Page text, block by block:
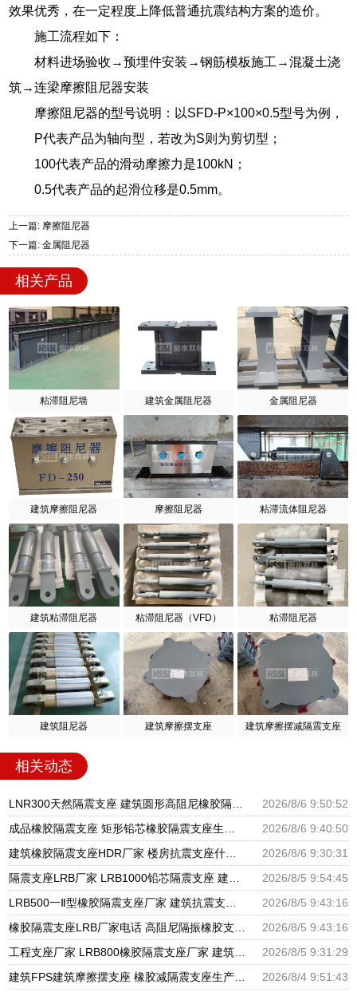
效果优秀，在一定程度上降低普通抗震结构方案的造价。
施工流程如下：
材料进场验收→预埋件安装→钢筋模板施工→混凝土浇
筑→连梁摩擦阻尼器安装
摩擦阻尼器的型号说明：以SFD-P×100×0.5型号为例，
P代表产品为轴向型，若改为S则为剪切型；
100代表产品的滑动摩擦力是100kN；
0.5代表产品的起滑位移是0.5mm。
上一篇: 摩擦阻尼器
下一篇: 金属阻尼器
相关产品
粘滞阻尼墙 建筑金属阻尼器 金属阻尼器
建筑摩擦阻尼器 摩擦阻尼器 粘滞流体阻尼器
建筑粘滞阻尼器 粘滞阻尼器（VFD） 粘滞阻尼器
建筑阻尼器 建筑摩擦摆支座 建筑摩擦摆减隔震支座
相关动态
2026/8/6 9:50:52
2026/8/6 9:40:50
2026/8/6 9:30:31
2026/8/5 9:54:45
2026/8/5 9:43:16
2026/8/5 9:43:16
2026/8/5 9:31:29
2026/8/4 9:51:43